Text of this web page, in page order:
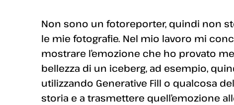
Non sono un fotoreporter, quindi non
le mie fotografie. Nel mio lavoro mi
mostrare l’emozione che ho provato
bellezza di un iceberg, ad esempio,
utilizzando Generative Fill o qualcosa
storia e a trasmettere quell’emozione